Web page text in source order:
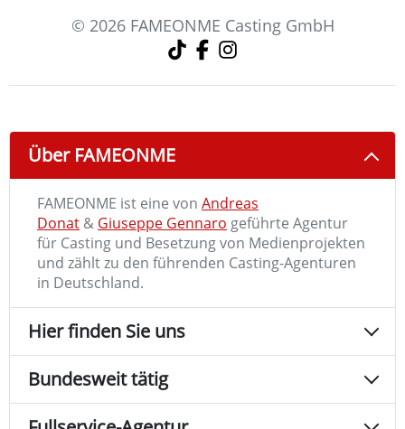
© 2026 FAMEONME Casting GmbH
Über FAMEONME
FAMEONME ist eine von Andreas
Donat & Giuseppe Gennaro geführte Agentur
für Casting und Besetzung von Medienprojekten
und zählt zu den führenden Casting-Agenturen
in Deutschland.
Hier finden Sie uns
Bundesweit tätig